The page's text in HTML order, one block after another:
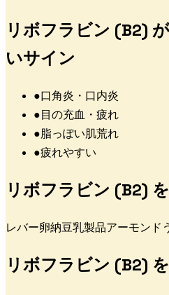
リボフラビン (B2)
いサイン
●口角炎・口内炎
● 目の充血・疲れ
● 脂っぽい肌荒れ
●疲れやすい
リボフラビン (B2)
レバー卵納豆乳製品アーモンド
リボフラビン (B2)